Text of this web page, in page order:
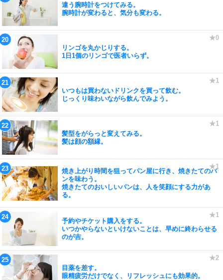
違う腕時計をつけてみる。
腕時計が変わると、気分も変わる。
リンゴを丸かじりする。
1日1個のリンゴで医者いらず。
いつもは買わないドリンクを買って飲む。
じっくり味わいながら飲んでみよう。
髪型をがらっと変えてみる。
髪は顔の額縁。
焼き上がり時間を狙ってパン屋に行き、焼きたてのパ
ンを味わう。
焼きたてのおいしいパンは、人を笑顔にする力があ
る。
予約やチケット購入をする。
いつかやらないといけないことは、早めに終わらせる
のが吉。
目薬を差す。
眼精疲労だけでなく、リフレッシュにも効果的。